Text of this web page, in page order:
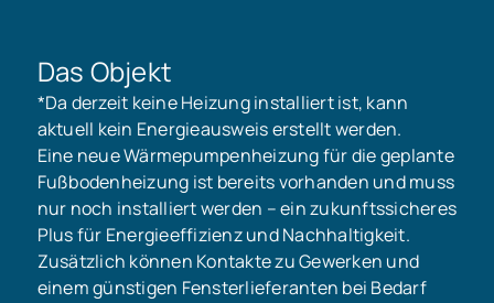
Das Objekt
*Da derzeit keine Heizung installiert ist, kann
aktuell kein Energieausweis erstellt werden.
Eine neue Wärmepumpenheizung für die geplante
Fußbodenheizung ist bereits vorhanden und muss
nur noch installiert werden – ein zukunftssicheres
Plus für Energieeffizienz und Nachhaltigkeit.
Zusätzlich können Kontakte zu Gewerken und
einem günstigen Fensterlieferanten bei Bedarf